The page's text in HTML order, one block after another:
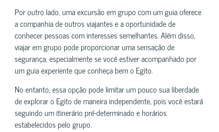
Por outro lado, uma excursão em grupo com um guia oferece
a companhia de outros viajantes e a oportunidade de
conhecer pessoas com interesses semelhantes. Além disso,
viajar em grupo pode proporcionar uma sensação de
segurança, especialmente se você estiver acompanhado por
um guia experiente que conheça bem o Egito.
No entanto, essa opção pode limitar um pouco sua liberdade
de explorar o Egito de maneira independente, pois você estará
seguindo um itinerário pré-determinado e horários
estabelecidos pelo grupo.